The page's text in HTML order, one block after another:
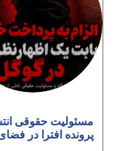
مسئولیت حقوقی
پرونده افترا در